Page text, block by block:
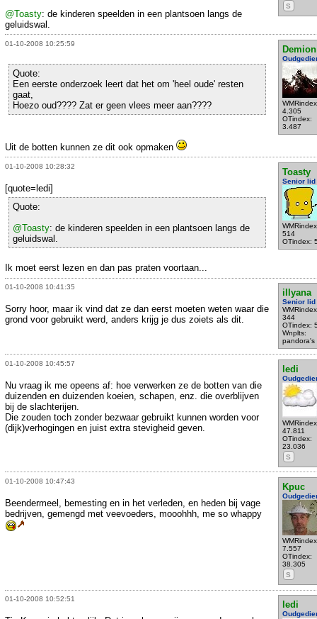
S
@Toasty: de kinderen speelden in een plantsoen langs de
geluidswal.
01-10-2008 10:25:59
Demion
4.305
OTindex:
3.487
Quote:
Een eerste onderzoek leert dat het om 'heel oude' resten
gaat,
Hoezo oud???? Zat er geen vlees meer aan????
Uit de botten kunnen ze dit ook opmaken
01-10-2008 10:28:32
Toasty
Senior lid
514
OTindex:
[quote=ledi]
Quote:
@Toasty: de kinderen speelden in een plantsoen langs de
geluidswal.
Ik moet eerst lezen en dan pas praten voortaan...
01-10-2008 10:41:35
illyana
Senior lid
344
OTindex:
Wnplts:
pandora's
Sorry hoor, maar ik vind dat ze dan eerst moeten weten waar die
grond voor gebruikt werd, anders krijg je dus zoiets als dit.
01-10-2008 10:45:57
ledi
47.811
OTindex:
23.036
S
Nu vraag ik me opeens af: hoe verwerken ze de botten van die
duizenden en duizenden koeien, schapen, enz. die overblijven
bij de slachterijen.
Die zouden toch zonder bezwaar gebruikt kunnen worden voor
(dijk)verhogingen en juist extra stevigheid geven.
01-10-2008 10:47:43
Kpuc
7.557
OTindex:
38.305
S
Beendermeel, bemesting en in het verleden, en heden bij vage
bedrijven, gemengd met veevoeders, mooohhh, me so whappy
01-10-2008 10:52:51
ledi